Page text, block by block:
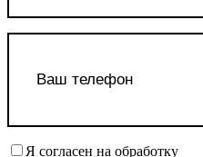
Я согласен на обработку